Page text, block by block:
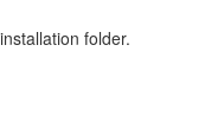
folder.